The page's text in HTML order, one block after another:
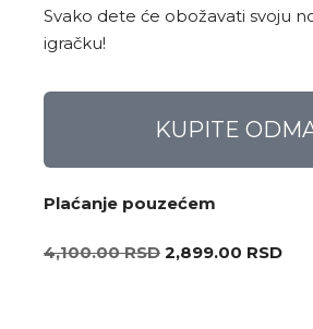
Svako dete će obožavati svoju
igračku!
KUPITE
Plaćanje pouzećem
4,100.00RSD 2,899.00 RSD